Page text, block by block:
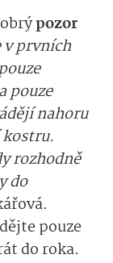
pozor
v prvních
pouze
nahoru
rozhodně
do
pouze
do roka.